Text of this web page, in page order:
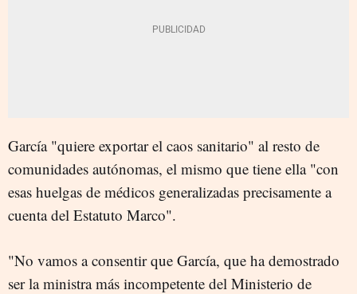
García "quiere exportar el caos sanitario" al resto de
comunidades autónomas, el mismo que tiene ella "con
esas huelgas de médicos generalizadas precisamente a
cuenta del Estatuto Marco".
"No vamos a consentir que García, que ha demostrado
ser la ministra más incompetente del Ministerio de